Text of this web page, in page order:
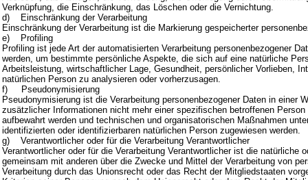
Verknüpfung, die Einschränkung, das Löschen oder die Vernichtung.
d) Einschränkung der Verarbeitung
Einschränkung der Verarbeitung ist die Markierung gespeicherter
e) Profiling
Profiling ist jede Art der automatisierten Verarbeitung personenbezogener
werden, um bestimmte persönliche Aspekte, die sich auf eine natürliche
Arbeitsleistung, wirtschaftlicher Lage, Gesundheit, persönlicher Vorlieben,
natürlichen Person zu analysieren oder vorherzusagen.
f) Pseudonymisierung
Pseudonymisierung ist die Verarbeitung personenbezogener Daten in einer
zusätzlicher Informationen nicht mehr einer spezifischen betroffenen
aufbewahrt werden und technischen und organisatorischen Maßnahmen
identifizierten oder identifizierbaren natürlichen Person zugewiesen werden.
g) Verantwortlicher oder für die Verarbeitung Verantwortlicher
Verantwortlicher oder für die Verarbeitung Verantwortlicher ist die
gemeinsam mit anderen über die Zwecke und Mittel der Verarbeitung von
Verarbeitung durch das Unionsrecht oder das Recht der Mitgliedstaaten